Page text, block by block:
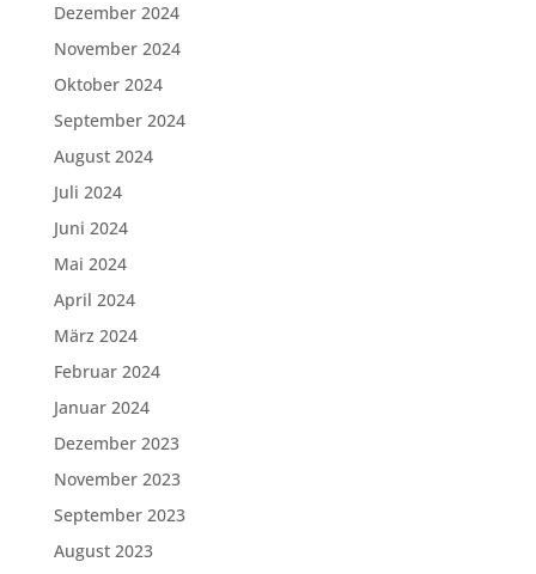
Dezember 2024
November 2024
Oktober 2024
September 2024
August 2024
Juli 2024
Juni 2024
Mai 2024
April 2024
März 2024
Februar 2024
Januar 2024
Dezember 2023
November 2023
September 2023
August 2023